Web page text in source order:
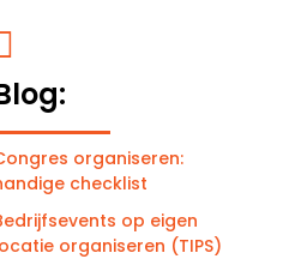
organiseren:
checklist
op eigen
organiseren (TIPS)